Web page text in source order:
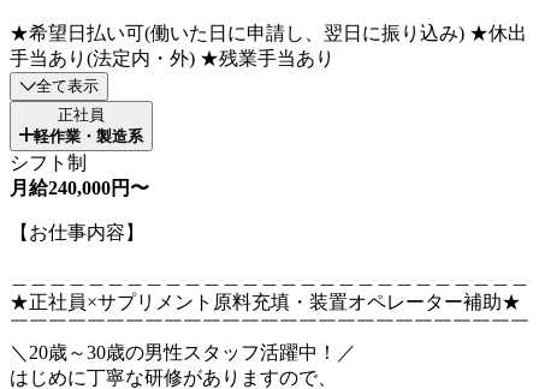
★希望日払い可(働いた日に申請し、翌日に振り込み) ★休出
手当あり(法定内・外) ★残業手当あり
全て表示
正社員
軽作業・製造系
シフト制
月給240,000円〜
【お仕事内容】
★正社員×サプリメント原料充填・装置オペレーター補助★
￣￣￣￣￣￣￣￣￣￣￣￣￣￣￣￣￣￣￣￣￣￣￣￣￣￣￣
＼20歳～30歳の男性スタッフ活躍中！／
はじめに丁寧な研修がありますので、